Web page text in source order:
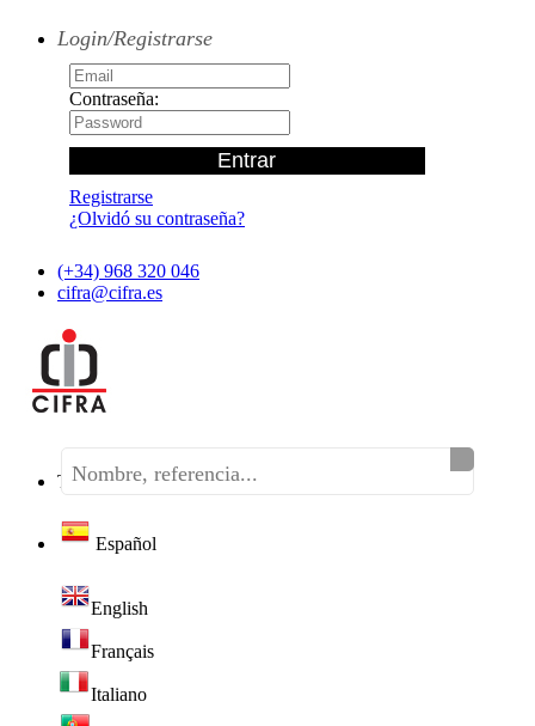
Login/Registrarse
Contraseña:
Registrarse
¿Olvidó su contraseña?
(+34) 968 320 046
cifra@cifra.es
Teléfono:(+34) 968 320 046
Español
English
Français
Italiano